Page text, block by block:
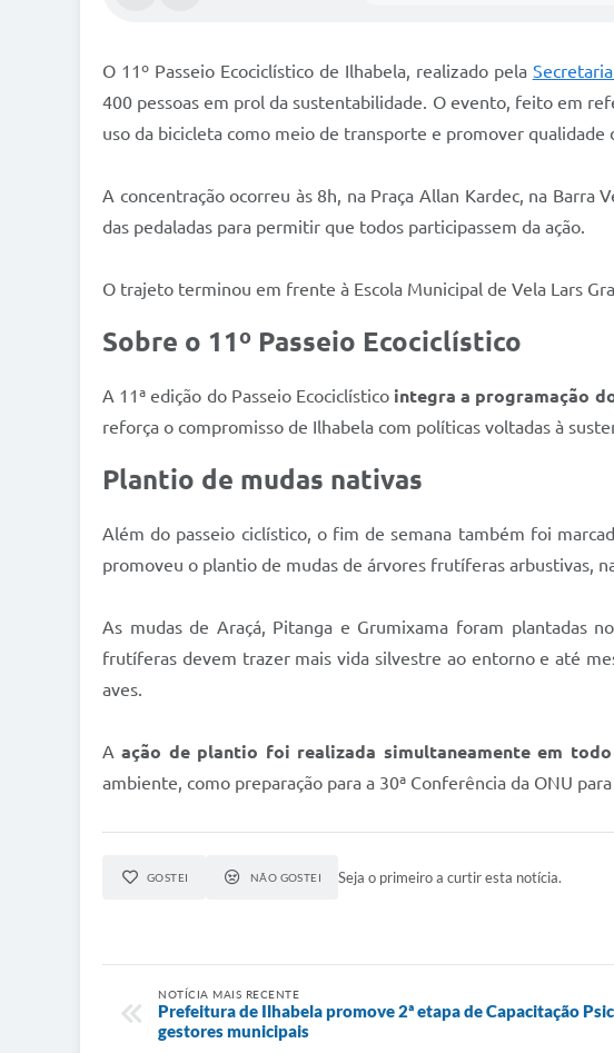
O 11º Passeio Ecociclístico de Ilhabela, realizado pela
400 pessoas em prol da sustentabilidade. O evento, feito em
uso da bicicleta como meio de transporte e promover qualidade
A concentração ocorreu às 8h, na Praça Allan Kardec, na
das pedaladas para permitir que todos participassem da ação.
O trajeto terminou em frente à Escola Municipal de Vela Lars
Sobre o 11º Passeio Ecociclístico
A 11ª edição do Passeio Ecociclísticointegra a programação
reforça o compromisso de Ilhabela com políticas voltadas à
Plantio de mudas nativas
Além do passeio ciclístico, o fim de semana também foi
promoveu o plantio de mudas de árvores frutíferas arbustivas,
As mudas de Araçá, Pitanga e Grumixama foram plantadas
frutíferas devem trazer mais vida silvestre ao entorno e até
aves.
A ação de plantio foi realizada simultaneamente em
ambiente, como preparação para a 30ª Conferência da ONU
GOSTEI NÃO GOSTEI Seja o primeiro a curtir esta notícia.
NOTÍCIA MAIS RECENTE
Prefeitura de Ilhabela promove 2ª etapa de Capacitação
gestores municipais